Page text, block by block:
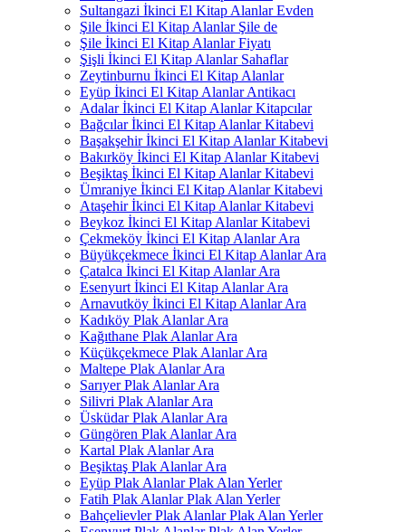
Sultangazi İkinci El Kitap Alanlar Evden
Şile İkinci El Kitap Alanlar Şile de
Şile İkinci El Kitap Alanlar Fiyatı
Şişli İkinci El Kitap Alanlar Sahaflar
Zeytinburnu İkinci El Kitap Alanlar
Eyüp İkinci El Kitap Alanlar Antikacı
Adalar İkinci El Kitap Alanlar Kitapcılar
Bağcılar İkinci El Kitap Alanlar Kitabevi
Başakşehir İkinci El Kitap Alanlar Kitabevi
Bakırköy İkinci El Kitap Alanlar Kitabevi
Beşiktaş İkinci El Kitap Alanlar Kitabevi
Ümraniye İkinci El Kitap Alanlar Kitabevi
Ataşehir İkinci El Kitap Alanlar Kitabevi
Beykoz İkinci El Kitap Alanlar Kitabevi
Çekmeköy İkinci El Kitap Alanlar Ara
Büyükçekmece İkinci El Kitap Alanlar Ara
Çatalca İkinci El Kitap Alanlar Ara
Esenyurt İkinci El Kitap Alanlar Ara
Arnavutköy İkinci El Kitap Alanlar Ara
Kadıköy Plak Alanlar Ara
Kağıthane Plak Alanlar Ara
Küçükçekmece Plak Alanlar Ara
Maltepe Plak Alanlar Ara
Sarıyer Plak Alanlar Ara
Silivri Plak Alanlar Ara
Üsküdar Plak Alanlar Ara
Güngören Plak Alanlar Ara
Kartal Plak Alanlar Ara
Beşiktaş Plak Alanlar Ara
Eyüp Plak Alanlar Plak Alan Yerler
Fatih Plak Alanlar Plak Alan Yerler
Bahçelievler Plak Alanlar Plak Alan Yerler